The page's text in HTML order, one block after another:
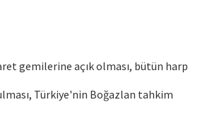
gemilerine açık olması, bütün harp
Türkiye'nin Boğazlan tahkim